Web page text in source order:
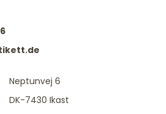
Neptunvej 6
DK-7430 Ikast